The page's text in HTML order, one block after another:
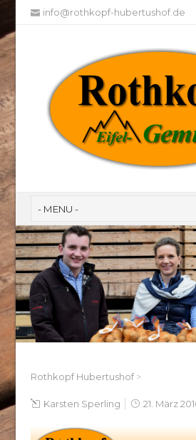
info@rothkopf-hubertushof.de
Rothkopf Hubertushof>
Karsten Sperling 21. März